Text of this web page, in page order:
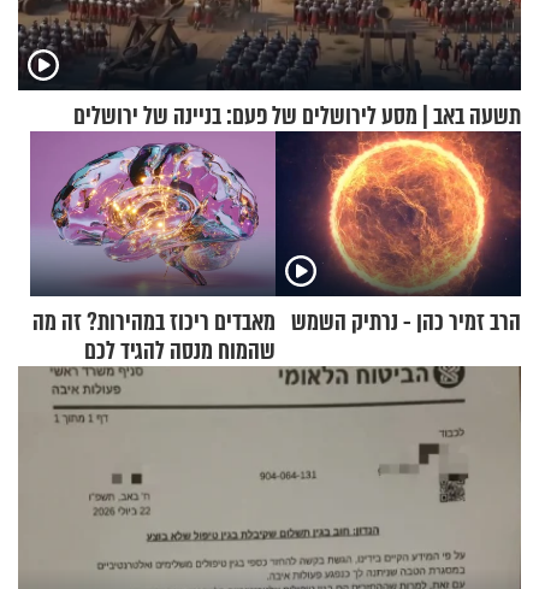
תשעה באב | מסע לירושלים של פעם: בניינה של ירושלים
הרב זמיר כהן - נרתיק השמש מאבדים ריכוז במהירות? זה מה
שהמוח מנסה להגיד לכם